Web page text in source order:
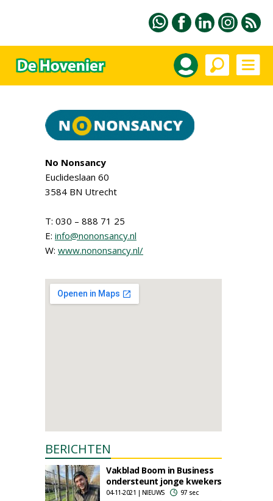
No Nonsancy
Euclideslaan 60
3584 BN Utrecht
T: 030 – 888 71 25
E: info@nononsancy.nl
W: www.nononsancy.nl/
BERICHTEN
Vakblad Boom in Business
ondersteunt jonge kwekers
04-11-2021 | NIEUWS 97 sec